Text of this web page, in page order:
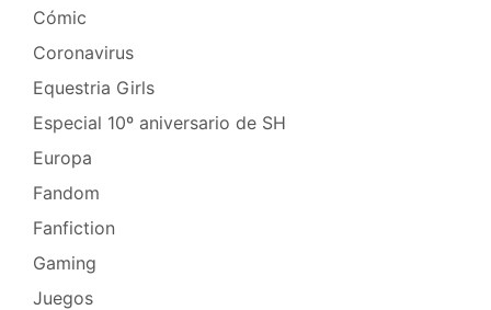
Cómic
Coronavirus
Equestria Girls
Especial 10º aniversario de SH
Europa
Fandom
Fanfiction
Gaming
Juegos